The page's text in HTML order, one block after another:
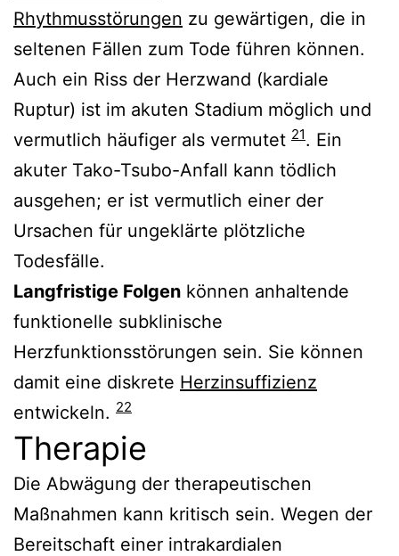
Rhythmusstörungen zu gewärtigen, die in
seltenen Fällen zum Tode führen können.
Auch ein Riss der Herzwand (kardiale
Ruptur) ist im akuten Stadium möglich und
vermutlich häufiger als vermutet 21. Ein
akuter Tako-Tsubo-Anfall kann tödlich
ausgehen; er ist vermutlich einer der
Ursachen für ungeklärte plötzliche
Todesfälle.
Langfristige Folgen können anhaltende
funktionelle subklinische
Herzfunktionsstörungen sein. Sie können
damit eine diskrete Herzinsuffizienz
entwickeln. 22
Therapie
Die Abwägung der therapeutischen
Maßnahmen kann kritisch sein. Wegen der
Bereitschaft einer intrakardialen